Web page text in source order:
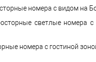
номера с видом на
светлые номера
номера с гостиной